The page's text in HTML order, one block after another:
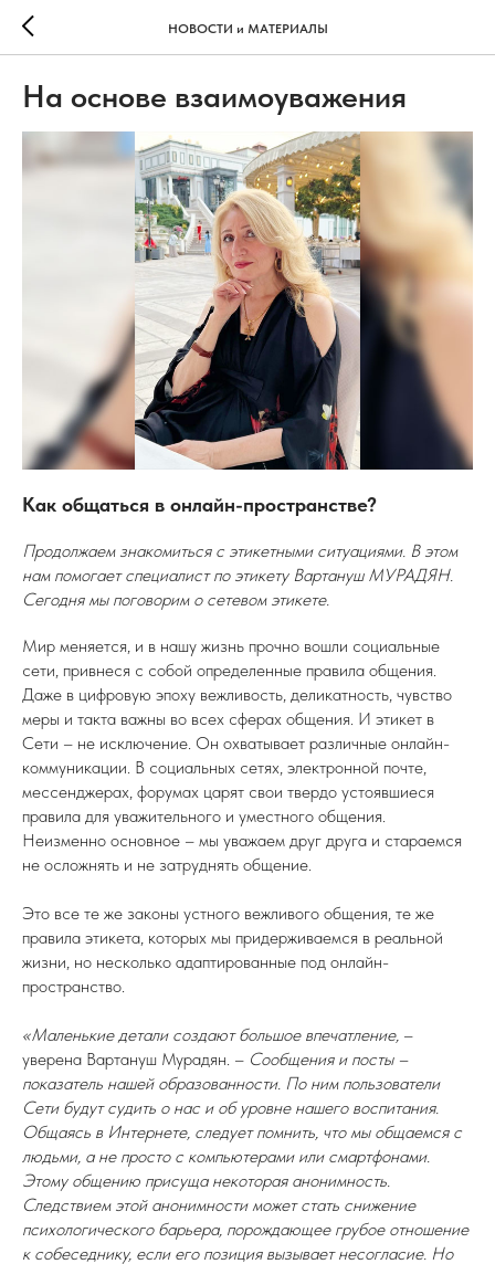
НОВОСТИ и МАТЕРИАЛЫ
На основе взаимоуважения
Как общаться в онлайн-пространстве?
Продолжаем знакомиться с этикетными ситуациями. В этом
нам помогает специалист по этикету Вартануш МУРАДЯН.
Сегодня мы поговорим о сетевом этикете.
Мир меняется, и в нашу жизнь прочно вошли социальные
сети, привнеся с собой определенные правила общения.
Даже в цифровую эпоху вежливость, деликатность, чувство
меры и такта важны во всех сферах общения. И этикет в
Сети – не исключение. Он охватывает различные онлайн-
коммуникации. В социальных сетях, электронной почте,
мессенджерах, форумах царят свои твердо устоявшиеся
правила для уважительного и уместного общения.
Неизменно основное – мы уважаем друг друга и стараемся
не осложнять и не затруднять общение.
Это все те же законы устного вежливого общения, те же
правила этикета, которых мы придерживаемся в реальной
жизни, но несколько адаптированные под онлайн-
пространство.
«Маленькие детали создают большое впечатление, –
уверена Вартануш Мурадян. – Сообщения и посты –
показатель нашей образованности. По ним пользователи
Сети будут судить о нас и об уровне нашего воспитания.
Общаясь в Интернете, следует помнить, что мы общаемся с
людьми, а не просто с компьютерами или смартфонами.
Этому общению присуща некоторая анонимность.
Следствием этой анонимности может стать снижение
психологического барьера, порождающее грубое отношение
к собеседнику, если его позиция вызывает несогласие. Но